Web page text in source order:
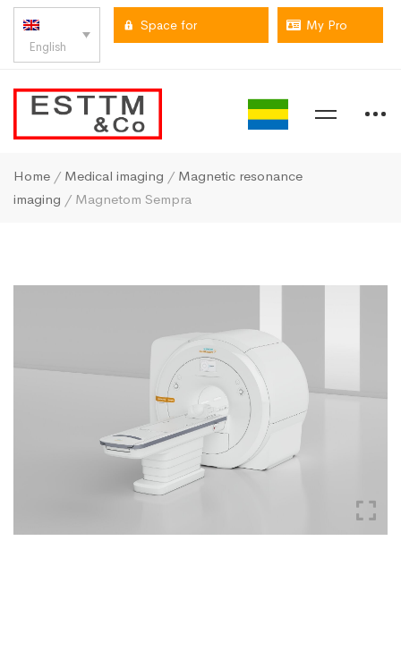
English
Space for My Pro
Home / Medical imaging / Magnetic resonance
imaging / Magnetom Sempra